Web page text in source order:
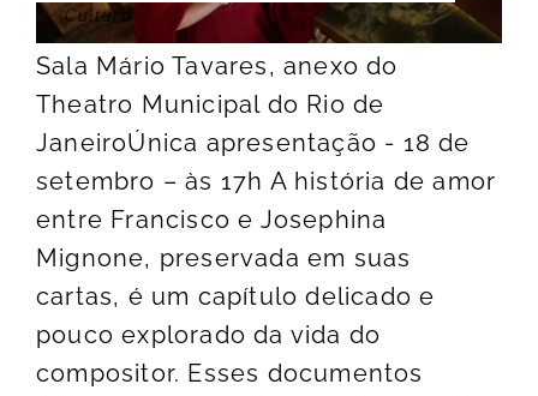
Cultura
Sala Mário Tavares, anexo do
Theatro Municipal do Rio de
JaneiroÚnica apresentação - 18 de
setembro – às 17h A história de amor
entre Francisco e Josephina
Mignone, preservada em suas
cartas, é um capítulo delicado e
pouco explorado da vida do
compositor. Esses documentos